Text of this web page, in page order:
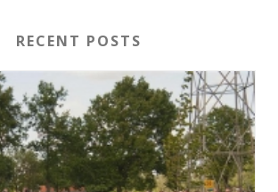
RECENT POSTS